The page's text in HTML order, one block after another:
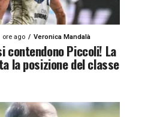
ore ago Veronica Mandalà
contendono Piccoli! La
la posizione del classe